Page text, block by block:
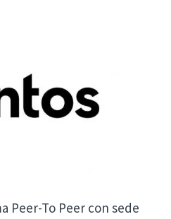
Peer-To Peer con sede